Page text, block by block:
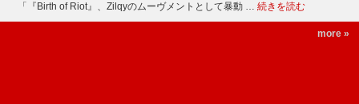
「『Birth of Riot』、Zilqyのムーヴメントとして暴動 … 続きを読む
more »